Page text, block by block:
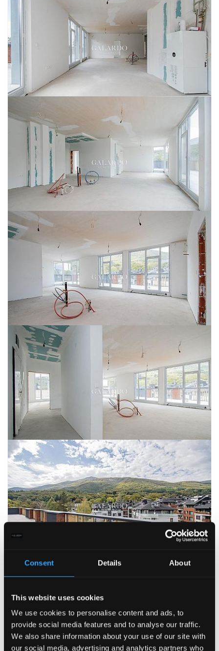
Consent Details About
This website uses cookies
We use cookies to personalise content and ads, to
provide social media features and to analyse our traffic.
We also share information about your use of our site with
our social media, advertising and analytics partners who
693 320 €
Просторен и панорамен пентхаус с
в кв. Бояна
ID: 17281 Бояна 4 спални
ПРОДАВА 13